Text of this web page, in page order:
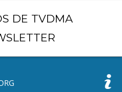
DE TVDMA